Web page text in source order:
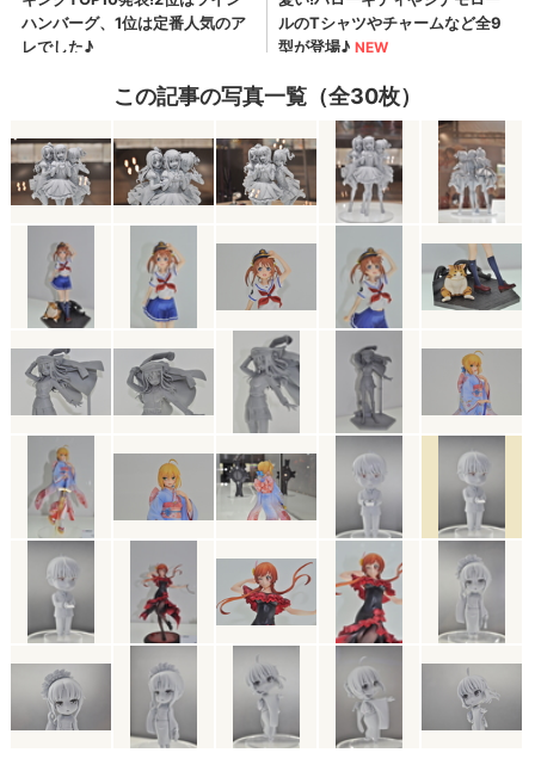
この記事の写真一覧（全30枚）